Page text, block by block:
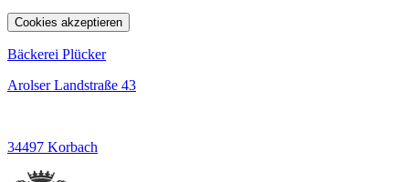
Cookies akzeptieren
Bäckerei Plücker
Arolser Landstraße 43
34497 Korbach